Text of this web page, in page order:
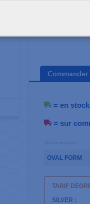
Commander
= en stock
= sur
OVAL FORM
TARIF
SILVER :